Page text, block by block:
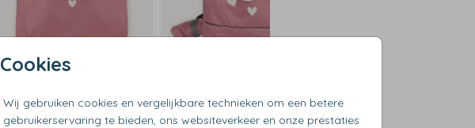
Cookies
Wij gebruiken cookies en vergelijkbare technieken om een betere
gebruikerservaring te bieden, ons websiteverkeer en onze prestaties
Op diverse kleuren en maten Op diverse kleuren en maten Op diverse kleuren en maten